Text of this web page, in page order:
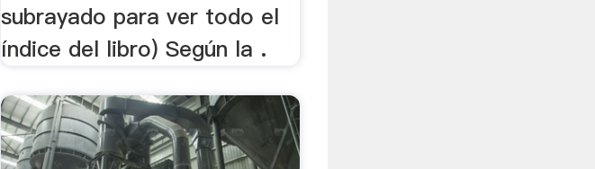
subrayado para ver todo el
índice del libro) Según la .